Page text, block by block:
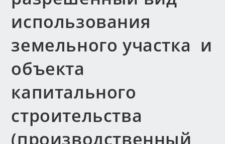
использования
земельного участка и
объекта
капитального
строительства
(производственный